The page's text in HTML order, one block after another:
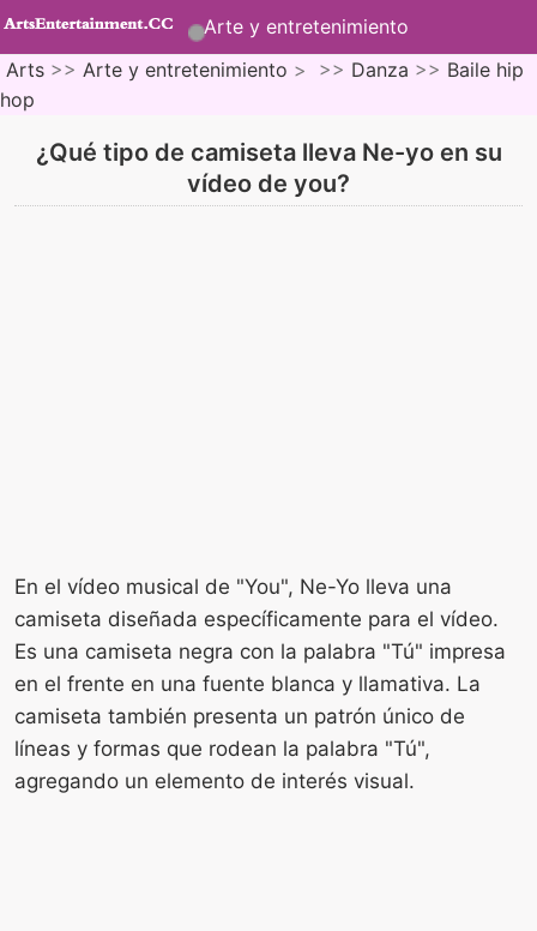
Arte y entretenimiento
Arts >> Arte y entretenimiento > >> Danza >> Baile hip
hop
¿Qué tipo de camiseta lleva Ne-yo en su
vídeo de you?
En el vídeo musical de "You", Ne-Yo lleva una
camiseta diseñada específicamente para el vídeo.
Es una camiseta negra con la palabra "Tú" impresa
en el frente en una fuente blanca y llamativa. La
camiseta también presenta un patrón único de
líneas y formas que rodean la palabra "Tú",
agregando un elemento de interés visual.